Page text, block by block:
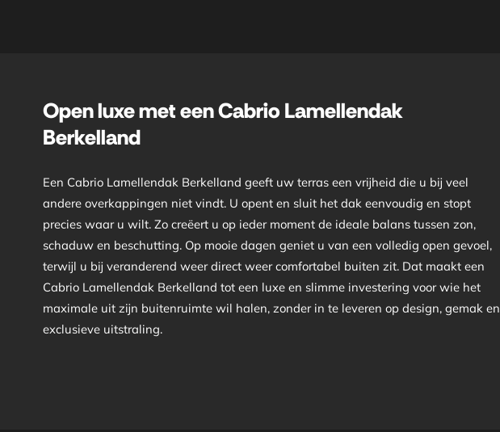
Open luxe met een Cabrio Lamellendak
Berkelland
Een Cabrio Lamellendak Berkelland geeft uw terras een vrijheid die u bij veel
andere overkappingen niet vindt. U opent en sluit het dak eenvoudig en stopt
precies waar u wilt. Zo creëert u op ieder moment de ideale balans tussen zon,
schaduw en beschutting. Op mooie dagen geniet u van een volledig open gevoel,
terwijl u bij veranderend weer direct weer comfortabel buiten zit. Dat maakt een
Cabrio Lamellendak Berkelland tot een luxe en slimme investering voor wie het
maximale uit zijn buitenruimte wil halen, zonder in te leveren op design, gemak en
exclusieve uitstraling.